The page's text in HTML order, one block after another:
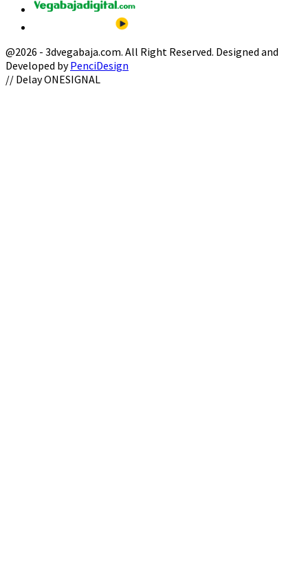
@2026 - 3dvegabaja.com. All Right Reserved. Designed and
Developed byPenciDesign
Facebook
Twitter
Instagram
Youtube
Email
// Delay ONESIGNAL